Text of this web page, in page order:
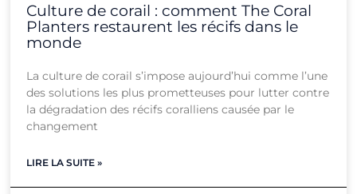
Culture de corail : comment The Coral
Planters restaurent les récifs dans le
monde
La culture de corail s’impose aujourd’hui comme l’une
des solutions les plus prometteuses pour lutter contre
la dégradation des récifs coralliens causée par le
changement
LIRE LA SUITE »